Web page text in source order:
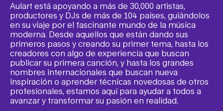
Aulart está apoyando a más de 30,000 artistas,
productores y DJs de más de 104 países, guiándolos
en su viaje por el fascinante mundo de la música
moderna. Desde aquellos que están dando sus
primeros pasos y creando su primer tema, hasta los
creadores con algo de experiencia que buscan
publicar su primera canción, y hasta los grandes
nombres internacionales que buscan nueva
inspiración o aprender técnicas novedosas de otros
profesionales, estamos aquí para ayudar a todos a
avanzar y transformar su pasión en realidad.